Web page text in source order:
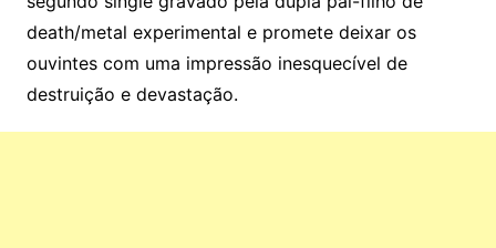
death/metal experimental e promete deixar os
ouvintes com uma impressão inesquecível de
destruição e devastação.